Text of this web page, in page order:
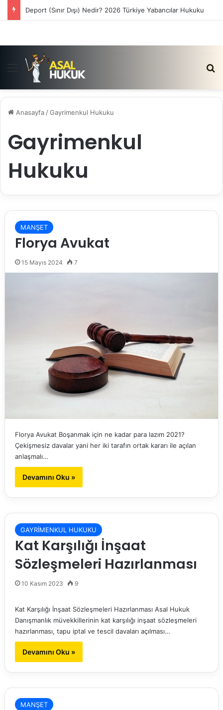
Deport (Sınır Dışı) Nedir? 2026 Türkiye Yabancılar Hukuku
Menü
Anasayfa /Gayrimenkul Hukuku
Gayrimenkul
Hukuku
MANŞET
Florya Avukat
15 Mayıs 2024 7
Florya Avukat Boşanmak için ne kadar para lazım 2021?
Çekişmesiz davalar yani her iki tarafın ortak kararı ile açılan
anlaşmalı…
Devamını Oku »
GAYRİMENKUL HUKUKU
Kat Karşılığı İnşaat
Sözleşmeleri Hazırlanması
10 Kasım 2023 9
Kat Karşılığı İnşaat Sözleşmeleri Hazırlanması Asal Hukuk
Danışmanlık müvekkillerinin kat karşılığı inşaat sözleşmeleri
hazırlanması, tapu iptal ve tescil davaları açılması…
Devamını Oku »
MANŞET